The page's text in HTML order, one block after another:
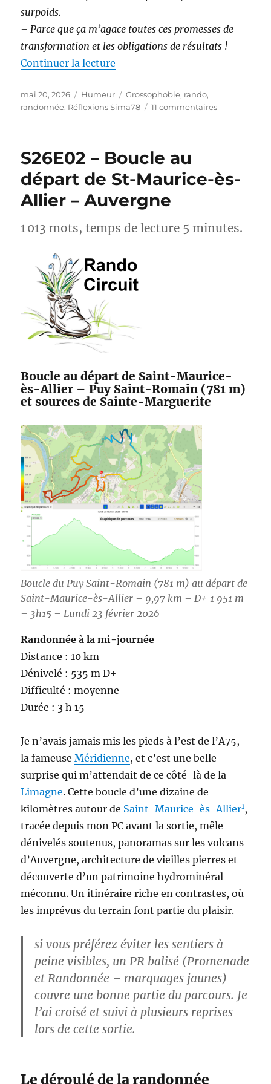
surpoids.
– Parce que ça m’agace toutes ces promesses de
transformation et les obligations de résultats !
Continuer la lecture
Publié
le
mai 20, 2026 Catégories
Humeur Étiquettes
Grossophobie, rando,
randonnée, Réflexions Sima78 11 commentairessur
et
avec
S26E02 – Boucle au
départ de St-Maurice-ès-
Allier – Auvergne
1 013 mots, temps de lecture 5 minutes.
Boucle au départ de Saint-Maurice-
ès-Allier – Puy Saint-Romain (781 m)
et sources de Sainte-Marguerite
Boucle du Puy Saint-Romain (781 m) au départ de
Saint-Maurice-ès-Allier – 9,97 km – D+ 1 951 m
– 3h15 – Lundi 23 février 2026
Randonnée à la mi-journée
Distance : 10 km
Dénivelé : 535 m D+
Difficulté : moyenne
Durée : 3 h 15
Je n’avais jamais mis les pieds à l’est de l’A75,
la fameuseMéridienne, et c’est une belle
surprise qui m’attendait de ce côté-là de la
Limagne. Cette boucle d’une dizaine de
kilomètres autour de Saint-Maurice-ès-Allier1,
tracée depuis mon PC avant la sortie, mêle
dénivelés soutenus, panoramas sur les volcans
d’Auvergne, architecture de vieilles pierres et
découverte d’un patrimoine hydrominéral
méconnu. Un itinéraire riche en contrastes, où
les imprévus du terrain font partie du plaisir.
si vous préférez éviter les sentiers à
peine visibles, un PR balisé (Promenade
et Randonnée – marquages jaunes)
couvre une bonne partie du parcours. Je
l’ai croisé et suivi à plusieurs reprises
lors de cette sortie.
Le déroulé de la randonnée